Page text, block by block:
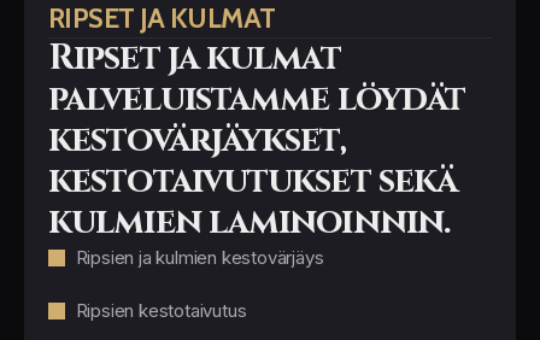
RIPSET JA KULMAT
Ripset ja kulmat
palveluistamme löydät
kestovärjäykset,
kestotaivutukset sekä
kulmien laminoinnin.
Ripsien ja kulmien kestovärjäys
Ripsien kestotaivutus